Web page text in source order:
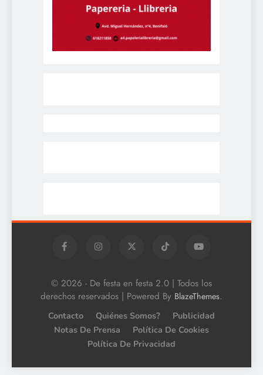
© 2026 - De festa en festa 2.0 | Todos los
derechos reservados | Powered By BlazeThemes.
Contacto Quiénes Somos?
Publicidad
Notas De Prensa
Política De Cookies
Política De Privacidad